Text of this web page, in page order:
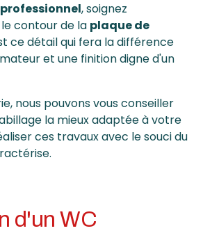
, soignez
contour de la plaque de
ce détail qui fera la différence
et une finition digne d'un
nous pouvons vous conseiller
la mieux adaptée à votre
ces travaux avec le souci du
d'un WC